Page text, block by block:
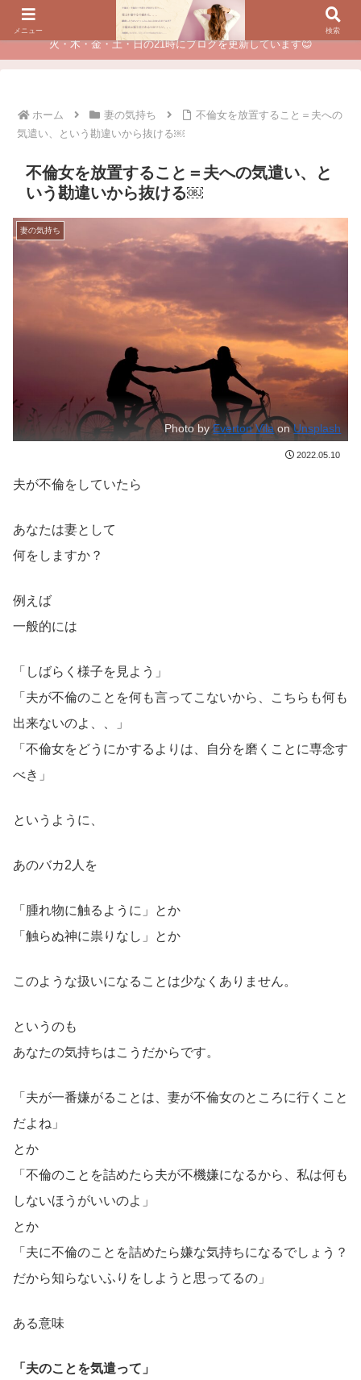
夫に不倫されたつらい経験が、あなたのチャンスに変わるカウンセリング
火・木・金・土・日の21時にブログを更新しています😊
ホーム 妻の気持ち
不倫女を放置すること＝夫への
気遣い、という勘違いから抜ける￼
不倫女を放置すること＝夫への気遣い、と
いう勘違いから抜ける￼
妻の気持ち
Photo byEverton VilaonUnsplash
2022.05.10
夫が不倫をしていたら
あなたは妻として
何をしますか？
例えば
一般的には
「しばらく様子を見よう」
「夫が不倫のことを何も言ってこないから、こちらも何も
出来ないのよ、、」
「不倫女をどうにかするよりは、自分を磨くことに専念す
べき」
というように、
あのバカ2人を
「腫れ物に触るように」とか
「触らぬ神に祟りなし」とか
このような扱いになることは少なくありません。
というのも
あなたの気持ちはこうだからです。
「夫が一番嫌がることは、妻が不倫女のところに行くこと
だよね」
とか
「不倫のことを詰めたら夫が不機嫌になるから、私は何も
しないほうがいいのよ」
とか
「夫に不倫のことを詰めたら嫌な気持ちになるでしょう？
だから知らないふりをしようと思ってるの」
ある意味
「夫のことを気遣って」
メニュー 検索